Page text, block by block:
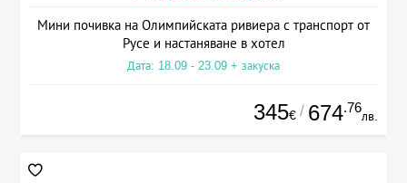
Мини почивка на Олимпийската ривиера с транспорт от
Русе и настаняване в хотел
Дата: 18.09 - 23.09 + закуска
345€ / 674.76
лв.